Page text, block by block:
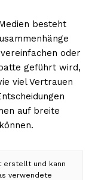
besteht
oder
geführt wird,
viel Vertrauen
auf breite
erstellt und kann
verwendete